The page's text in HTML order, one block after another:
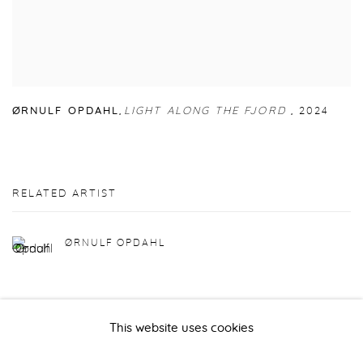
ØRNULF OPDAHL, LIGHT ALONG THE FJORD , 2024
RELATED ARTIST
ØRNULF OPDAHL
This website uses cookies